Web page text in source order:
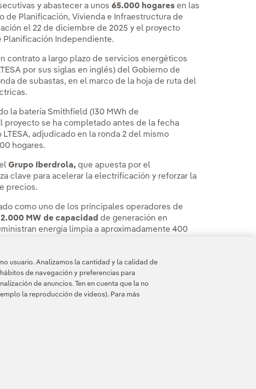
y abastecer a unos 65.000 hogares en las
de Planificación, Vivienda e Infraestructura de
el 22 de diciembre de 2025 y el proyecto
Planificación Independiente.
contrato a largo plazo de servicios energéticos
por sus siglas en inglés) del Gobierno de
de subastas, en el marco de la hoja de ruta del
la batería Smithfield (130 MWh de
proyecto se ha completado antes de la fecha
adjudicado en la ronda 2 del mismo
hogares.
Grupo Iberdrola, que apuesta por el
clave para acelerar la electrificación y reforzar la
precios.
como uno de los principales operadores de
2.000 MW de capacidad de generación en
energía limpia a aproximadamente 400
y mercados clave que ofrecen estabilidad
usuario. Analizamos la cantidad y la calidad de
de navegación y preferencias para
de anuncios. Ten en cuenta que la no
la reproducción de videos). Para más